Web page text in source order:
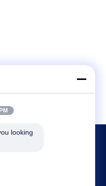
Rotary
looking